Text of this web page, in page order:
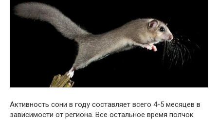
Активность сони в году составляет всего 4-5 месяцев в
зависимости от региона. Все остальное время полчок